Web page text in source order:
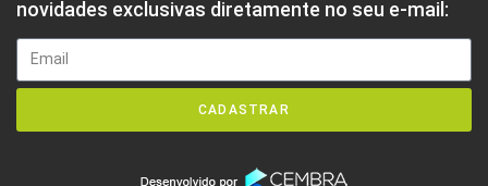
novidades exclusivas diretamente no seu e-mail:
CADASTRAR